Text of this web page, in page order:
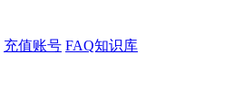
充值账号 FAQ知识库